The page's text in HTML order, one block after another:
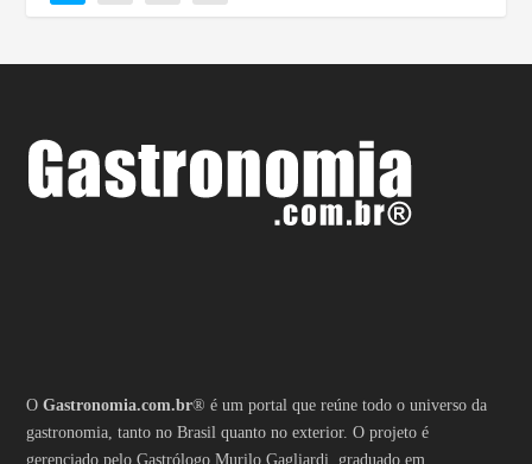
OGastronomia.com.br® é um portal que reúne todo o universo da
gastronomia, tanto no Brasil quanto no exterior. O projeto é
gerenciado pelo Gastrólogo Murilo Gagliardi, graduado em